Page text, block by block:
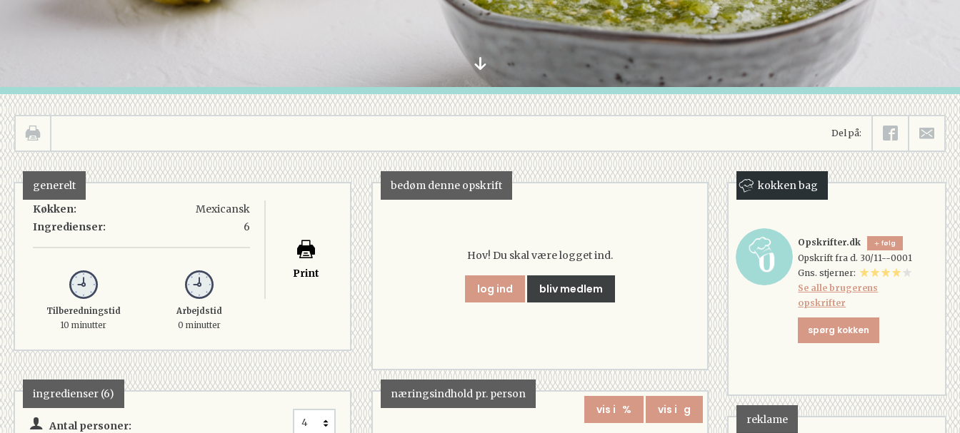
Del på:
generelt
Køkken:
Ingredienser:
Mexicansk
6
Tilberedningstid
10 minutter
Arbejdstid
0 minutter
Print
bedøm denne opskrift
Hov! Du skal være logget ind.
log ind bliv medlem
ingredienser (6)
Antal personer:
næringsindhold pr. person
vis i % vis i g
kokken bag
Opskrifter.dk følg
Opskrift fra d. 30/11--0001
Gns. stjerner:
Se alle brugerens
opskrifter
spørg kokken
reklame